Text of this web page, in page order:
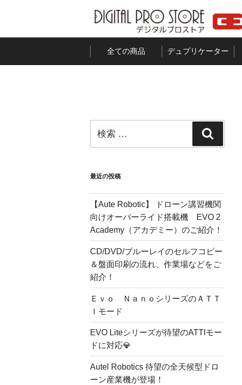
全ての商品 デュプリケーター
索:
索
最近の投稿
【Aute Robotic】 ドローン講習機関
向けオーバーライド搭載機 EVO 2
Academy（アカデミー）のご紹介！
CD/DVD/ブルーレイのセルフコピー
＆盤面印刷の流れ、作業場などをご
紹介！
Ｅｖｏ ＮａｎｏシリーズのＡＴＴ
Ｉモード
EVO Liteシリーズが待望のATTIモー
ドに対応💎
Autel Robotics 待望の全天候型ドロ
ーン産業機が登場！